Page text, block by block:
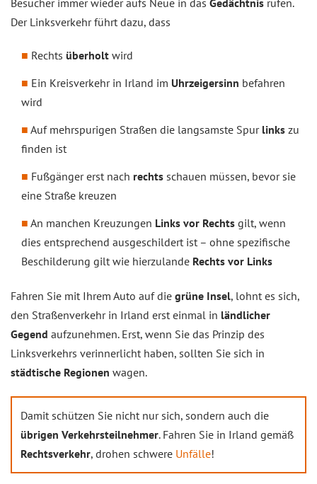
Der Linksverkehr führt dazu, dass
Rechts überholt wird
Ein Kreisverkehr in Irland im Uhrzeigersinn befahren
wird
Auf mehrspurigen Straßen die langsamste Spur links zu
finden ist
Fußgänger erst nach rechts schauen müssen, bevor sie
eine Straße kreuzen
An manchen Kreuzungen Links vor Rechts gilt, wenn
dies entsprechend ausgeschildert ist – ohne spezifische
Beschilderung gilt wie hierzulande Rechts vor Links
Fahren Sie mit Ihrem Auto auf die grüne Insel, lohnt es sich,
den Straßenverkehr in Irland erst einmal in ländlicher
Gegend aufzunehmen. Erst, wenn Sie das Prinzip des
Linksverkehrs verinnerlicht haben, sollten Sie sich in
städtische Regionen wagen.
Damit schützen Sie nicht nur sich, sondern auch die
übrigen Verkehrsteilnehmer. Fahren Sie in Irland gemäß
Rechtsverkehr, drohen schwere Unfälle!